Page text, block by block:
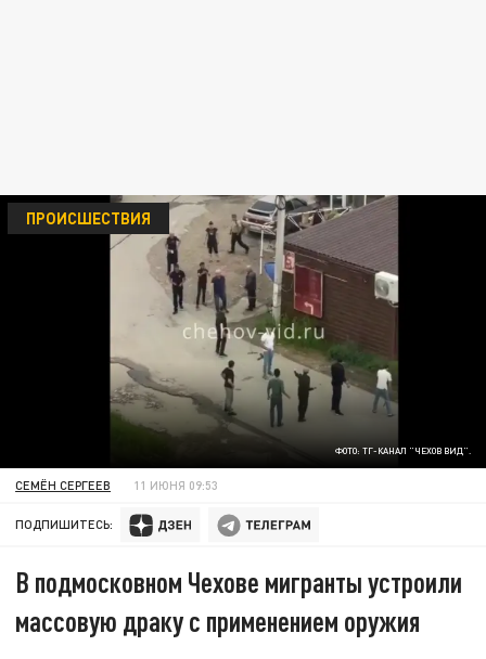
ФОТО: ТГ-КАНАЛ "ЧЕХОВ ВИД".
ПРОИСШЕСТВИЯ
СЕМЁН СЕРГЕЕВ 11 ИЮНЯ 09:53
ПОДПИШИТЕСЬ:
В подмосковном Чехове мигранты устроили
массовую драку с применением оружия